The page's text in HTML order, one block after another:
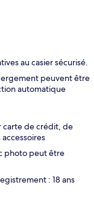
au casier sécurisé.
peuvent être
automatique
carte de crédit, de
photo peut être
: 18 ans